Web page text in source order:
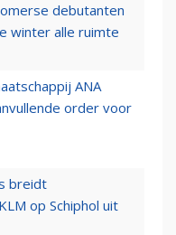
debutanten
winter alle ruimte
ANA
order voor
breidt
op Schiphol uit